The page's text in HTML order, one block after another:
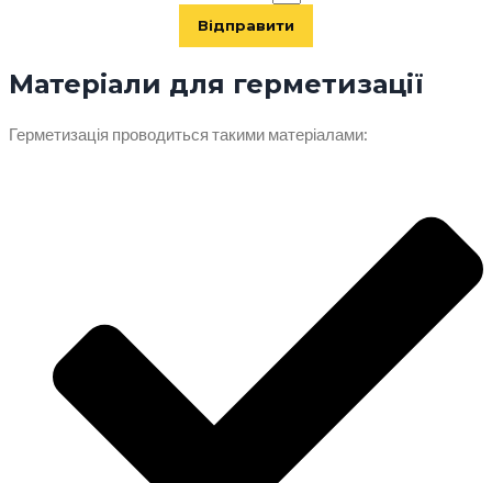
Відправити
Матеріали для герметизації
Герметизація проводиться такими матеріалами: